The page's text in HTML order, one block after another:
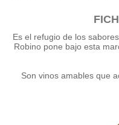
Es el refugio de los
Robino pone bajo esta
Son vinos amables que